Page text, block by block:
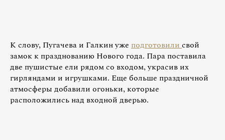
К слову, Пугачева и Галкин уже подготовили свой
замок к празднованию Нового года. Пара поставила
две пушистые ели рядом со входом, украсив их
гирляндами и игрушками. Еще больше праздничной
атмосферы добавили огоньки, которые
расположились над входной дверью.